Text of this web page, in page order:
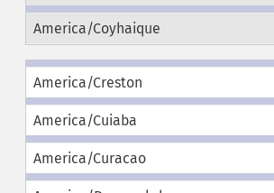
America/Coyhaique
America/Creston
America/Cuiaba
America/Curacao